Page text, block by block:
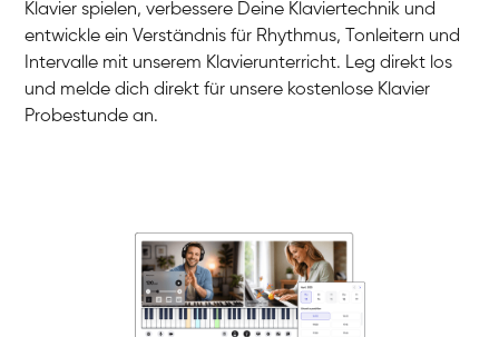
Klavier / Piano / Flügel
Klavier / Piano / Flügel
Klavier spielen, verbessere Deine Klaviertechnik und
entwickle ein Verständnis für Rhythmus, Tonleitern und
Intervalle mit unserem Klavierunterricht. Leg direkt los
und melde dich direkt für unsere kostenlose Klavier
Probestunde an.